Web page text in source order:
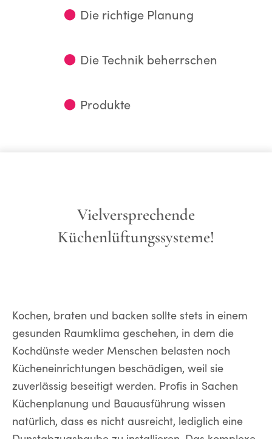
⬤ Die richtige Planung
⬤ Die Technik beherrschen
⬤ Produkte
Vielversprechende
Küchenlüftungssysteme!
Kochen, braten und backen sollte stets in einem
gesunden Raumklima geschehen, in dem die
Kochdünste weder Menschen belasten noch
Kücheneinrichtungen beschädigen, weil sie
zuverlässig beseitigt werden. Profis in Sachen
Küchenplanung und Bauausführung wissen
natürlich, dass es nicht ausreicht, lediglich eine